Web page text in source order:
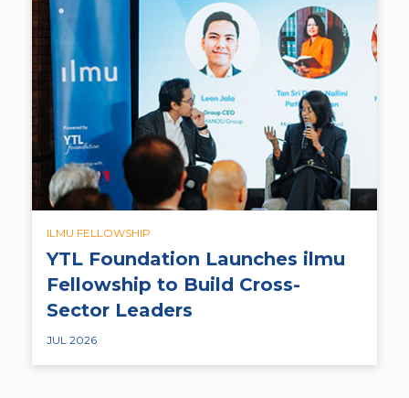
ILMU FELLOWSHIP
YTL Foundation Launches ilmu
Fellowship to Build Cross-
Sector Leaders
JUL 2026